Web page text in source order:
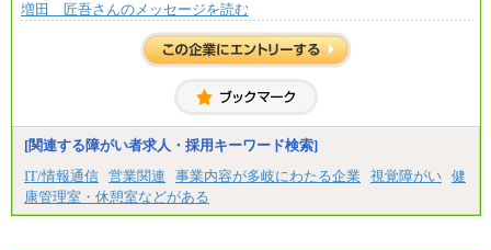
増田 匠吾さんのメッセージを読む
[関連する障がい者求人・採用キーワード検索]
IT/情報通信 営業関連 事業内容が多岐にわたる企業 視覚障がい 健
康管理室・休憩室などがある